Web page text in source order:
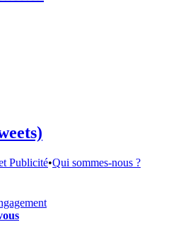
Publicité•Qui sommes-nous ?
à nos abonnés
du site, découvrez nos